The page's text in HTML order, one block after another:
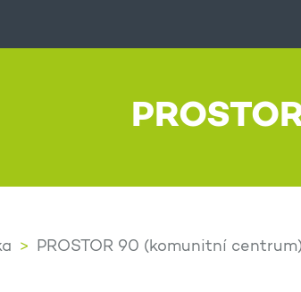
PROSTOR 90 (komunitní centrum)